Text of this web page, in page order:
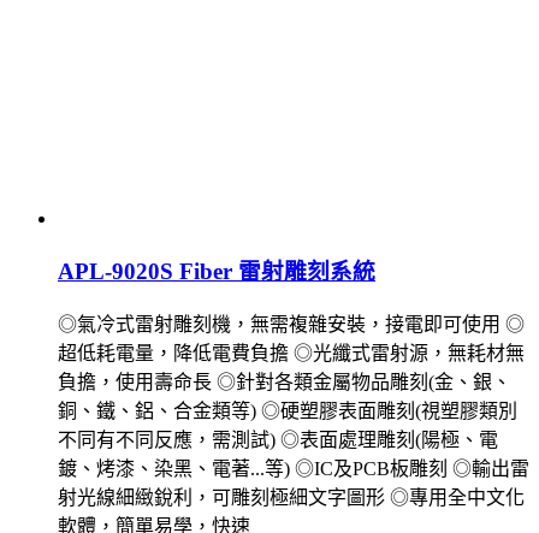
APL-9020S Fiber 雷射雕刻系統
◎氣冷式雷射雕刻機，無需複雜安裝，接電即可使用 ◎
超低耗電量，降低電費負擔 ◎光纖式雷射源，無耗材無
負擔，使用壽命長 ◎針對各類金屬物品雕刻(金、銀、
銅、鐵、鋁、合金類等) ◎硬塑膠表面雕刻(視塑膠類別
不同有不同反應，需測試) ◎表面處理雕刻(陽極、電
鍍、烤漆、染黑、電著...等) ◎IC及PCB板雕刻 ◎輸出雷
射光線細緻銳利，可雕刻極細文字圖形 ◎專用全中文化
軟體，簡單易學，快速